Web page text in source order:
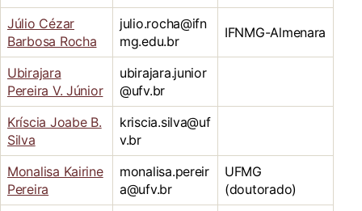
Júlio Cézar
Barbosa Rocha
julio.rocha@ifn
mg.edu.br
IFNMG-Almenara
Ubirajara
Pereira V. Júnior
ubirajara.junior
@ufv.br
Kríscia Joabe B.
Silva
kriscia.silva@uf
v.br
Monalisa Kairine
Pereira
monalisa.pereir
a@ufv.br
UFMG
(doutorado)